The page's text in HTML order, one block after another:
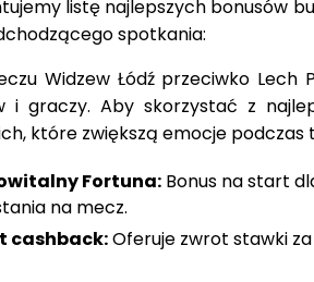
listę najlepszych bonusów
spotkania:
Widzew Łódź przeciwko Lech
i graczy. Aby skorzystać z
które zwiększą emocje
Fortuna:Bonus na start
na mecz.
cashback:Oferuje zwrot stawki za